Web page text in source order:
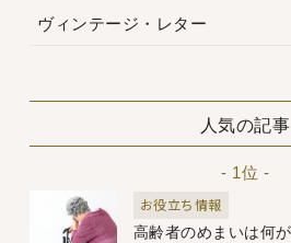
ヴィンテージ・レター
人気の記事
- 1位 -
お役立ち情報
高齢者のめまいは何